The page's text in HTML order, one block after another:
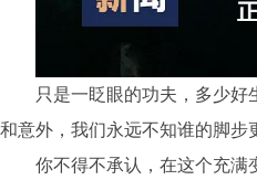
只是一眨眼的功夫，多少
和意外，我们永远不知谁的脚步
你不得不承认，在这个充满